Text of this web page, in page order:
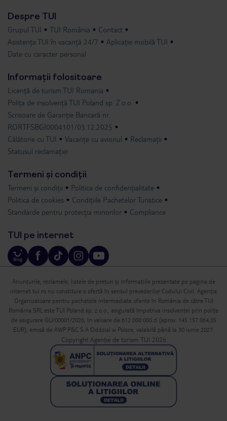
Despre TUI
Grupul TUI TUI România
Contact
Asistența TUI în vacanță 24/7
Aplicație mobilă TUI
Date cu caracter personal
Informații folositoare
Licență de turism TUI Romania
Polița de insolvență TUI Poland sp. Z.o.o.
Scrisoare de Garanție Bancară nr.
RORTFSBGI0004101/03.12.2025
Călătorie cu TUI
Vacanțe cu avionul
Reclamații
Statusul reclamației
Termeni și condiții
Termeni și condiții
Politica de confidențialitate
Politica de cookies
Condițiile Pachetelor Turistice
Standarde pentru protecția minorilor
Compliance
TUI pe internet
Anunțurile, reclamele, listele de prețuri și informațiile prezentate pe pagina de
internet tui.ro nu constituie o ofertă în sensul prevederilor Codului Civil. Agenția
Organizatoare pentru pachetele intermediate oferite în România de către TUI
România SRL este TUI Poland sp. z.o.o., asigurată împotriva insolvenței prin polița
de asigurare GU/00001/2026, în valoare de 612 000 000 zl (aprox. 145.157.064,05
EUR), emisă de AWP P&C S.A Oddzial w Polsce, valabilă până la 30 iunie 2027.
Copyright Agenție de turism TUI 2026